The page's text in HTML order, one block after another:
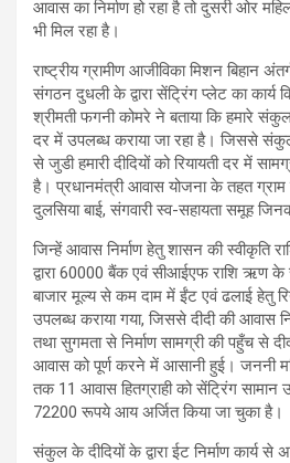
आवास का निर्माण हो रहा है तो दुसरी ओर
भी मिल रहा है।
राष्ट्रीय ग्रामीण आजीविका मिशन बिहान
संगठन दुधली के द्वारा सेंट्रिंग प्लेट का कार्य
श्रीमती फगनी कोमरे ने बताया कि हमारे संकुल
दर में उपलब्ध कराया जा रहा है। जिससे
से जुडी हमारी दीदियों को रियायती दर में
है। प्रधानमंत्री आवास योजना के तहत ग्राम
दुलसिया बाई, संगवारी स्व-सहायता समूह
जिन्हें आवास निर्माण हेतु शासन की स्वीकृति
द्वारा 60000 बैंक एवं सीआईएफ राशि ऋण के
बाजार मूल्य से कम दाम में ईंट एवं ढलाई हेतु
उपलब्ध कराया गया, जिससे दीदी की आवास
तथा सुगमता से निर्माण सामग्री की पहुँच से
आवास को पूर्ण करने में आसानी हुई। जननी
तक 11 आवास हितग्राही को सेंट्रिंग सामान
72200 रूपये आय अर्जित किया जा चुका है।
संकुल के दीदियों के द्वारा ईट निर्माण कार्य से